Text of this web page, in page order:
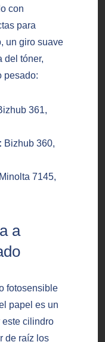
con
para
un giro suave
del tóner,
pesado:
361,
Bizhub 360,
7145,
a
fotosensible
papel es un
este cilindro
de raíz los